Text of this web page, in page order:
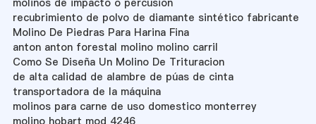
recubrimiento de polvo de diamante sintético fabricante
Molino De Piedras Para Harina Fina
anton anton forestal molino molino carril
Como Se Diseña Un Molino De Trituracion
de alta calidad de alambre de púas de cinta
transportadora de la máquina
molinos para carne de uso domestico monterrey
molino hobart mod 4246